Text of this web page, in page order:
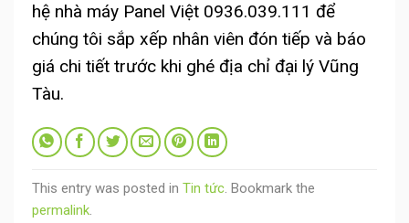
hệ nhà máy Panel Việt 0936.039.111 để
chúng tôi sắp xếp nhân viên đón tiếp và báo
giá chi tiết trước khi ghé địa chỉ đại lý Vũng
Tàu.
This entry was posted in Tin tức. Bookmark the
permalink.